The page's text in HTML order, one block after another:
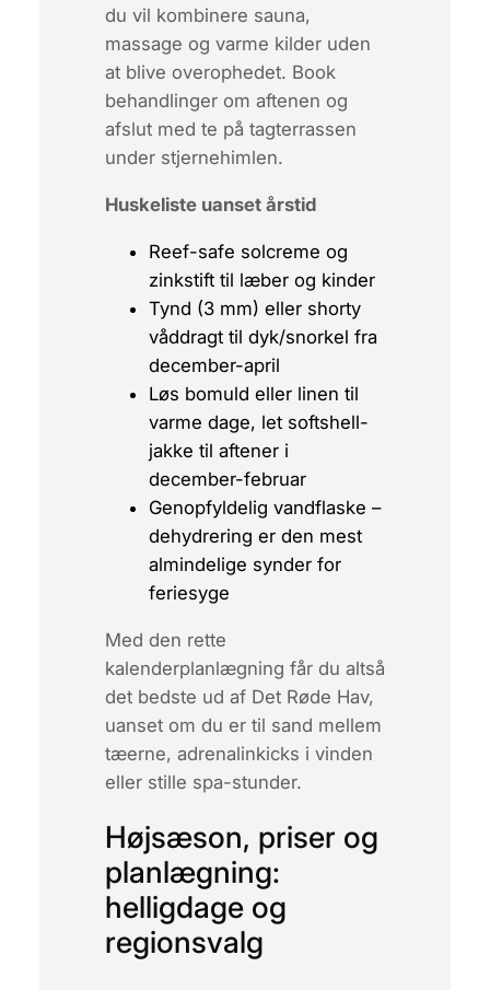
du vil kombinere sauna,
massage og varme kilder uden
at blive overophedet. Book
behandlinger om aftenen og
afslut med te på tagterrassen
under stjernehimlen.
Huskeliste uanset årstid
Reef-safe solcreme og
zinkstift til læber og kinder
Tynd (3 mm) eller shorty
våddragt til dyk/snorkel fra
december-april
Løs bomuld eller linen til
varme dage, let softshell-
jakke til aftener i
december-februar
Genopfyldelig vandflaske –
dehydrering er den mest
almindelige synder for
feriesyge
Med den rette
kalenderplanlægning får du altså
det bedste ud af Det Røde Hav,
uanset om du er til sand mellem
tæerne, adrenalinkicks i vinden
eller stille spa-stunder.
Højsæson, priser og
planlægning:
helligdage og
regionsvalg